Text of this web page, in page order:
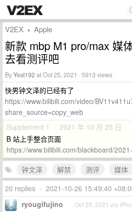
V2EX › Apple
新款 mbp M1 pro/max 媒
去看测评吧
ByYest192at Oct 25, 2021 · 5913 views
快男钟文泽的已经有了
https://www.bilibili.com/video/
share_source=copy_web
Supplement 1 · 2021 年 10 月 25 日
B 站上手整合页面
https://www.bilibili.com/blackboard/
钟文泽
解禁 测评
媒体
20 replies • 2021-10-26 15:49:40
ryougifujino Oct 25, 2021 via